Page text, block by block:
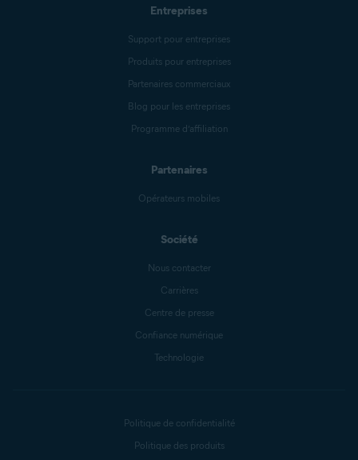
Entreprises
Support pour entreprises
Produits pour entreprises
Partenaires commerciaux
Blog pour les entreprises
Programme d’affiliation
Partenaires
Opérateurs mobiles
Société
Nous contacter
Carrières
Centre de presse
Confiance numérique
Technologie
Politique de confidentialité
Politique des produits